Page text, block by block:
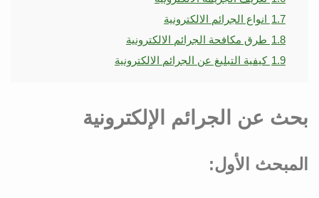
1.7 انواع الجرائم الالكترونية
1.8 طرق مكافحة الجرائم الالكترونية
1.9 كيفية التبليغ عن الجرائم الالكترونية
بحث عن الجرائم الإلكترونية
المبحث الأول: